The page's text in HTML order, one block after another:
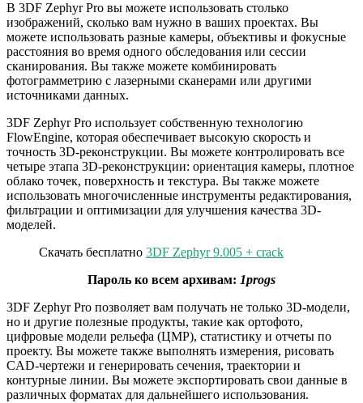
В 3DF Zephyr Pro вы можете использовать столько
изображений, сколько вам нужно в ваших проектах. Вы
можете использовать разные камеры, объективы и фокусные
расстояния во время одного обследования или сессии
сканирования. Вы также можете комбинировать
фотограмметрию с лазерными сканерами или другими
источниками данных.
3DF Zephyr Pro использует собственную технологию
FlowEngine, которая обеспечивает высокую скорость и
точность 3D-реконструкции. Вы можете контролировать все
четыре этапа 3D-реконструкции: ориентация камеры, плотное
облако точек, поверхность и текстура. Вы также можете
использовать многочисленные инструменты редактирования,
фильтрации и оптимизации для улучшения качества 3D-
моделей.
Скачать бесплатно 3DF Zephyr 9.005 + crack
Пароль ко всем архивам: 1progs
3DF Zephyr Pro позволяет вам получать не только 3D-модели,
но и другие полезные продукты, такие как ортофото,
цифровые модели рельефа (ЦМР), статистику и отчеты по
проекту. Вы можете также выполнять измерения, рисовать
CAD-чертежи и генерировать сечения, траектории и
контурные линии. Вы можете экспортировать свои данные в
различных форматах для дальнейшего использования.